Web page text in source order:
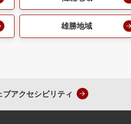
雄勝地域
ブアクセシビリティ